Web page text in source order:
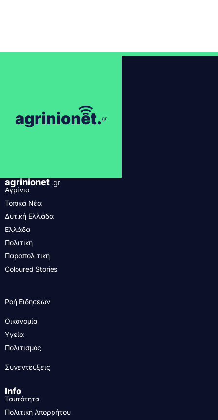
agrinionet .gr
Αγρίνιο
Τοπικά Νέα
Δυτική Ελλάδα
Ελλάδα
Πολιτική
Παραπολιτική
Coloured Stories
Ροή Ειδήσεων
Οικονομία
Υγεία
Πολιτισμός
Συνεντεύξεις
Info
Ταυτότητα
Πολιτική Απορρήτου